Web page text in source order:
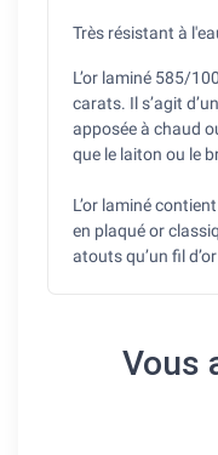
Très résistant à
L’or laminé 585/
carats. Il s’agit
apposée à chaud
que le laiton ou le
L’or laminé
en plaqué or
atouts qu’un fil
Vous